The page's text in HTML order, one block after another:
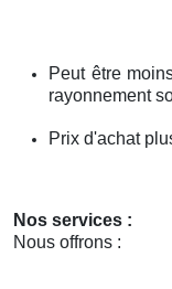
Peut être
rayonnement
Prix d'achat
Nos services :
Nous offrons :